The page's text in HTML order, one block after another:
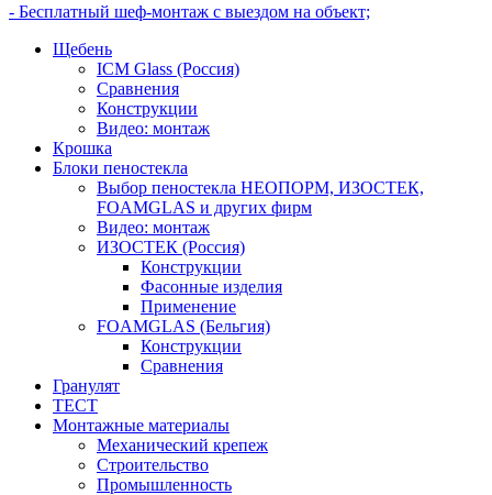
- Бесплатный шеф-монтаж с выездом на объект;
Щебень
ICM Glass (Россия)
Сравнения
Конструкции
Видео: монтаж
Крошка
Блоки пеностекла
Выбор пеностекла НЕОПОРМ, ИЗОСТЕК,
FOAMGLAS и других фирм
Видео: монтаж
ИЗОСТЕК (Россия)
Конструкции
Фасонные изделия
Применение
FOAMGLAS (Бельгия)
Конструкции
Сравнения
Гранулят
ТЕСТ
Монтажные материалы
Механический крепеж
Строительство
Промышленность